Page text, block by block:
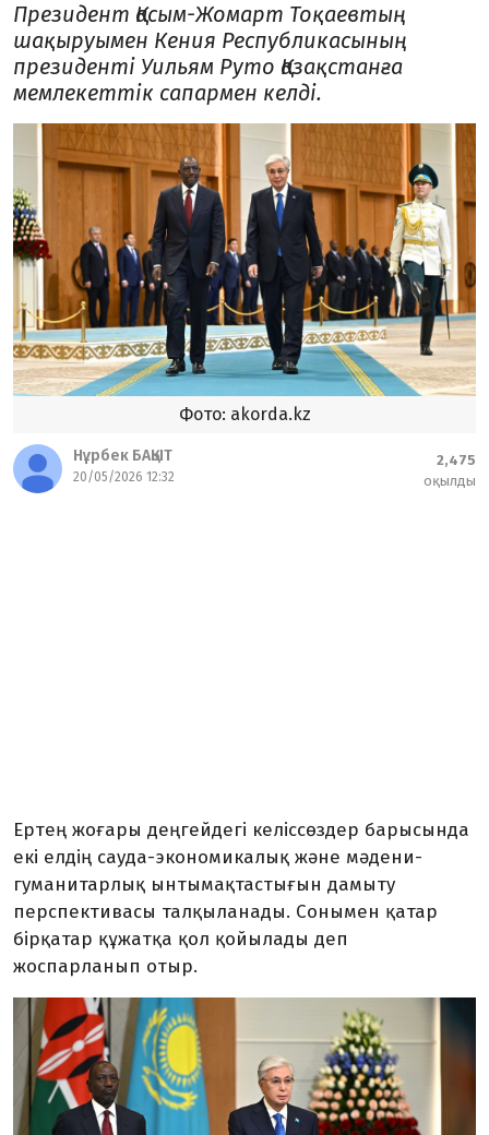
Президент Қасым-Жомарт Тоқаевтың
шақыруымен Кения Республикасының
президенті Уильям Руто Қазақстанға
мемлекеттік сапармен келді.
Фото: akorda.kz
Нұрбек БАҚЫТ
20/05/2026 12:32
2,475
оқылды
Ертең жоғары деңгейдегі келіссөздер барысында
екі елдің сауда-экономикалық және мәдени-
гуманитарлық ынтымақтастығын дамыту
перспективасы талқыланады. Сонымен қатар
бірқатар құжатқа қол қойылады деп
жоспарланып отыр.